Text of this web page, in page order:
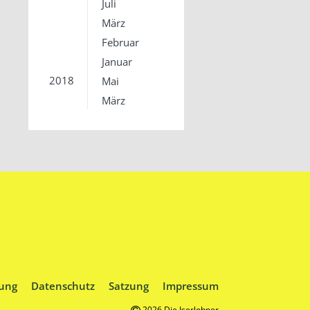
Juli
März
Februar
Januar
2018
Mai
März
Datenschutz Satzung Impressum